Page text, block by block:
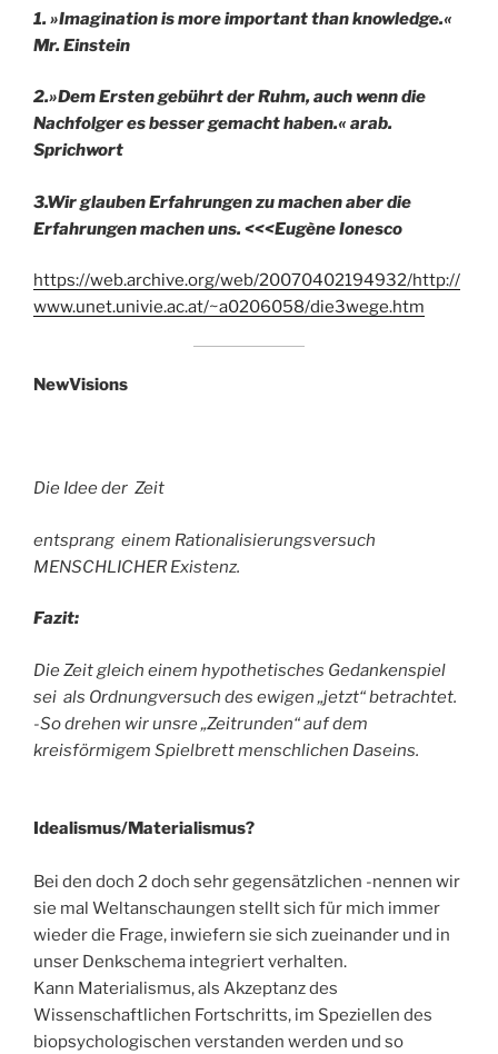
1. »Imagination is more important than knowledge.«
Mr. Einstein
2.»Dem Ersten gebührt der Ruhm, auch wenn die
Nachfolger es besser gemacht haben.« arab.
Sprichwort
3.Wir glauben Erfahrungen zu machen aber die
Erfahrungen machen uns. <<<Eugène Ionesco
https://web.archive.org/web/20070402194932/http://
www.unet.univie.ac.at/~a0206058/die3wege.htm
NewVisions
Die Idee der Zeit
entsprang einem Rationalisierungsversuch
MENSCHLICHER Existenz.
Fazit:
Die Zeit gleich einem hypothetisches Gedankenspiel
sei als Ordnungversuch des ewigen „jetzt“ betrachtet.
-So drehen wir unsre „Zeitrunden“ auf dem
kreisförmigem Spielbrett menschlichen Daseins.
Idealismus/Materialismus?
Bei den doch 2 doch sehr gegensätzlichen -nennen wir
sie mal Weltanschaungen stellt sich für mich immer
wieder die Frage, inwiefern sie sich zueinander und in
unser Denkschema integriert verhalten.
Kann Materialismus, als Akzeptanz des
Wissenschaftlichen Fortschritts, im Speziellen des
biopsychologischen verstanden werden und so